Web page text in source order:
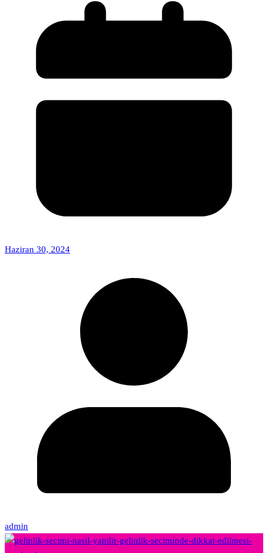
Haziran 30, 2024
admin